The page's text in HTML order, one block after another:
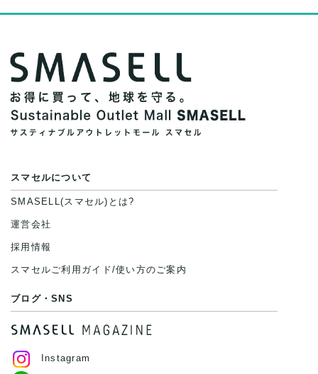
スマセルについて
SMASELL(スマセル)とは?
運営会社
採用情報
スマセルご利用ガイド/使い方のご案内
ブログ・SNS
Instagram